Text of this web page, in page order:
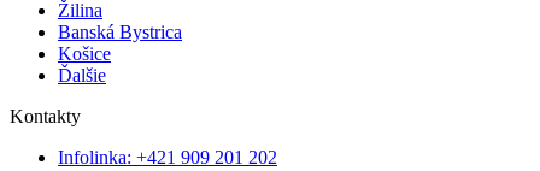
Žilina
Banská Bystrica
Košice
Ďalšie
Kontakty
Infolinka: +421 909 201 202